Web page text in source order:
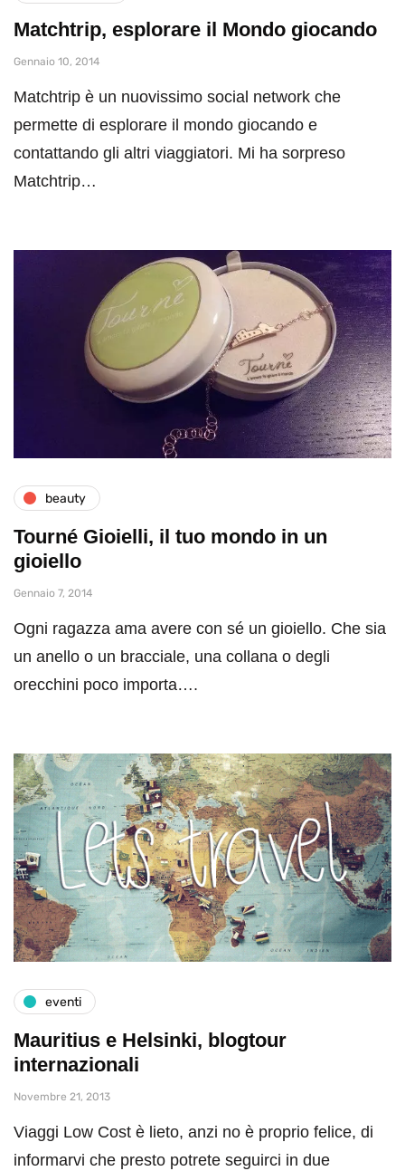
Matchtrip, esplorare il Mondo giocando
Gennaio 10, 2014
Matchtrip è un nuovissimo social network che
permette di esplorare il mondo giocando e
contattando gli altri viaggiatori. Mi ha sorpreso
Matchtrip…
beauty
Tourné Gioielli, il tuo mondo in un
gioiello
Gennaio 7, 2014
Ogni ragazza ama avere con sé un gioiello. Che sia
un anello o un bracciale, una collana o degli
orecchini poco importa….
eventi
Mauritius e Helsinki, blogtour
internazionali
Novembre 21, 2013
Viaggi Low Cost è lieto, anzi no è proprio felice, di
informarvi che presto potrete seguirci in due